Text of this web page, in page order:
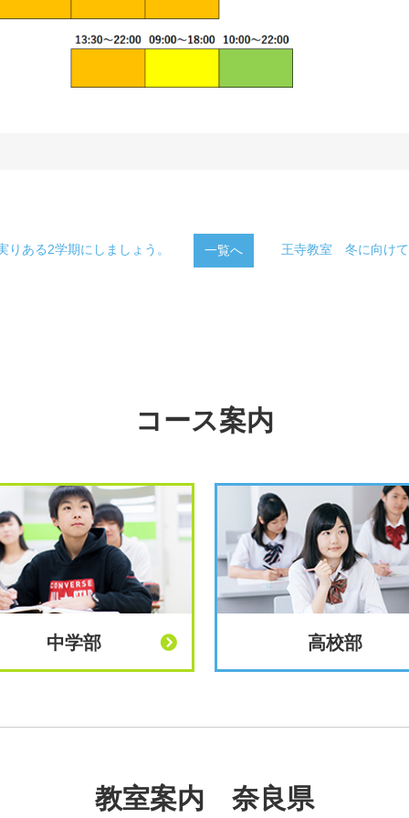
りある2学期にしましょう。 一覧へ 王寺教室 冬に向け
コース案内
中学部 高校部
教室案内 奈良県